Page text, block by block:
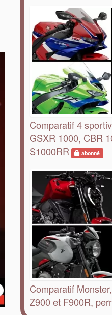
Comparatif 4
GSXR 1000, CBR
S1000RR
abonné
Comparatif
Z900 et F900R,